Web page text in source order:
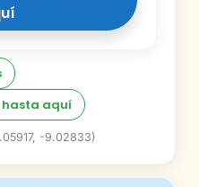
hasta aquí
-9.02833)